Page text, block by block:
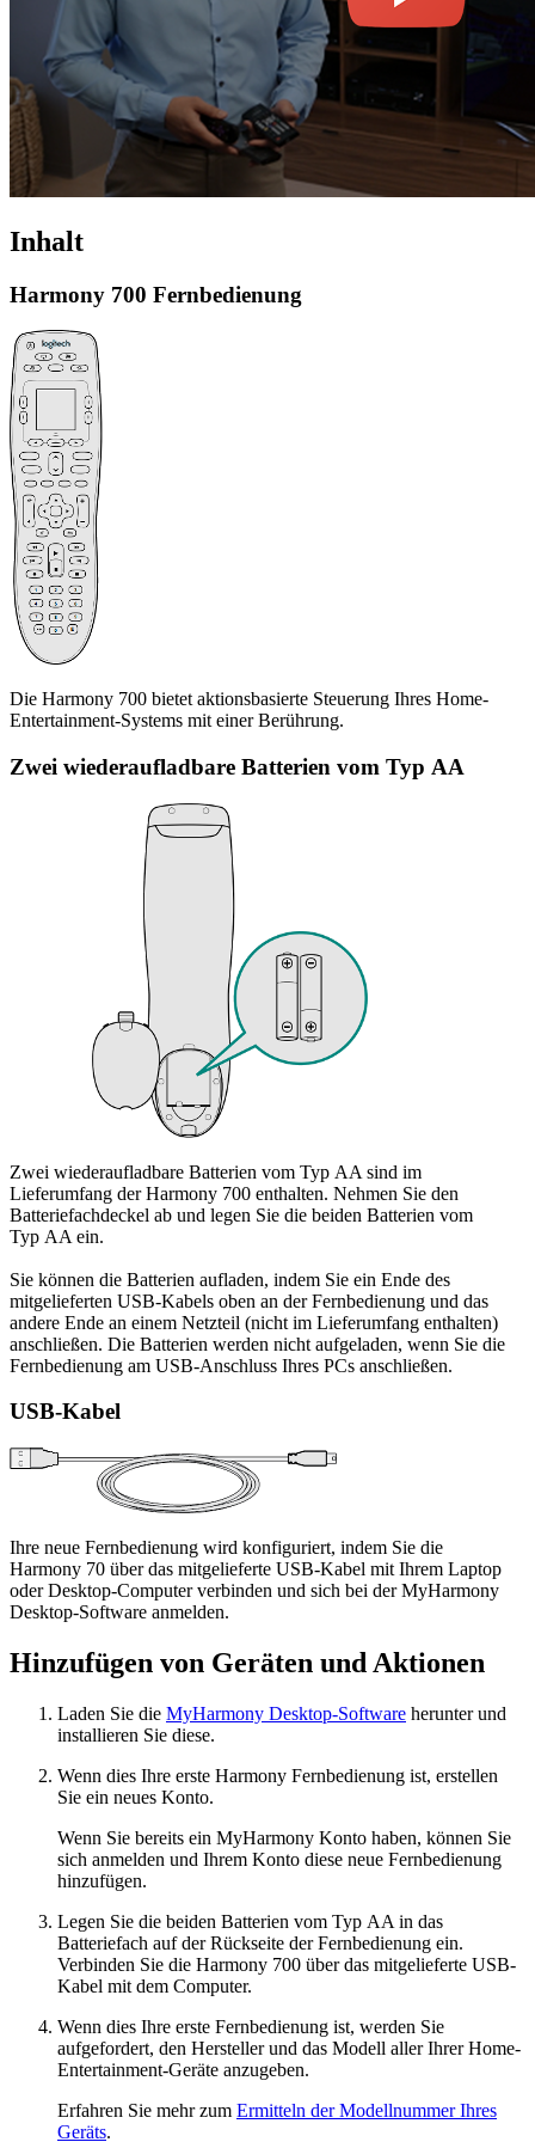
Inhalt
Harmony 700 Fernbedienung
Die Harmony 700 bietet aktionsbasierte Steuerung Ihres Home-
Entertainment-Systems mit einer Berührung.
Zwei wiederaufladbare Batterien vom Typ AA
Zwei wiederaufladbare Batterien vom Typ AA sind im
Lieferumfang der Harmony 700 enthalten. Nehmen Sie den
Batteriefachdeckel ab und legen Sie die beiden Batterien vom
Typ AA ein.
Sie können die Batterien aufladen, indem Sie ein Ende des
mitgelieferten USB-Kabels oben an der Fernbedienung und das
andere Ende an einem Netzteil (nicht im Lieferumfang enthalten)
anschließen. Die Batterien werden nicht aufgeladen, wenn Sie die
Fernbedienung am USB-Anschluss Ihres PCs anschließen.
USB-Kabel
Ihre neue Fernbedienung wird konfiguriert, indem Sie die
Harmony 70 über das mitgelieferte USB-Kabel mit Ihrem Laptop
oder Desktop-Computer verbinden und sich bei der MyHarmony
Desktop-Software anmelden.
Hinzufügen von Geräten und Aktionen
Laden Sie die MyHarmony Desktop-Software herunter und
installieren Sie diese.
Wenn dies Ihre erste Harmony Fernbedienung ist, erstellen
Sie ein neues Konto.
Wenn Sie bereits ein MyHarmony Konto haben, können Sie
sich anmelden und Ihrem Konto diese neue Fernbedienung
hinzufügen.
Legen Sie die beiden Batterien vom Typ AA in das
Batteriefach auf der Rückseite der Fernbedienung ein.
Verbinden Sie die Harmony 700 über das mitgelieferte USB-
Kabel mit dem Computer.
Wenn dies Ihre erste Fernbedienung ist, werden Sie
aufgefordert, den Hersteller und das Modell aller Ihrer Home-
Entertainment-Geräte anzugeben.
Erfahren Sie mehr zum Ermitteln der Modellnummer Ihres
Geräts.